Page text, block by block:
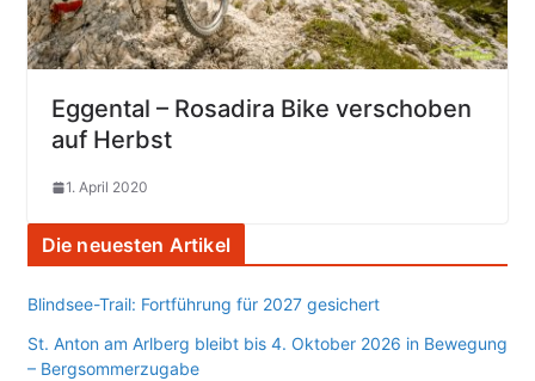
Eggental – Rosadira Bike verschoben
auf Herbst
1. April 2020
Die neuesten Artikel
Blindsee-Trail: Fortführung für 2027 gesichert
St. Anton am Arlberg bleibt bis 4. Oktober 2026 in Bewegung
– Bergsommerzugabe